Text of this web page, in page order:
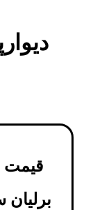
قیمت
برلیان